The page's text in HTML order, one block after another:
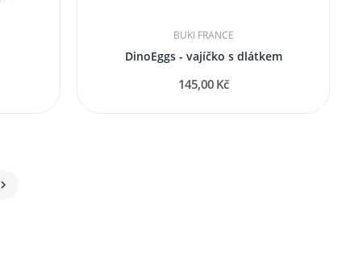
BUKI FRANCE
DinoEggs - vajíčko s dlátkem
145,00 Kč
